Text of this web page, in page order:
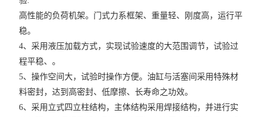
高性能的负荷机架。门式力系框架、重量轻、刚度高，运行平
稳。
4、采用液压加载方式，实现试验速度的大范围调节，试验过
程平稳、。
5、操作空间大，试验时操作方便。油缸与活塞间采用特殊材
料密封，达到高密封、低摩擦、长寿命之功效。
6、采用立式四立柱结构，主体结构采用焊接结构，并进行实